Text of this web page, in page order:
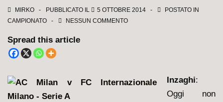
MIRKO PUBBLICATO IL 5 OTTOBRE 2014
POSTATO IN
CAMPIONATO
NESSUN COMMENTO
Spread this article
Inzaghi:
Oggi non